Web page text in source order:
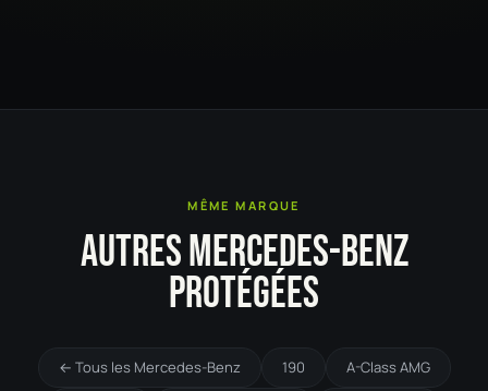
MÊME MARQUE
AUTRES MERCEDES-BENZ
PROTÉGÉES
← Tous les Mercedes-Benz 190 A-Class AMG